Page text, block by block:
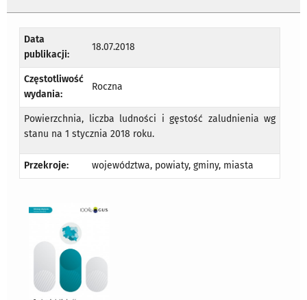
Data
publikacji:
18.07.2018
Częstotliwość
wydania:
Roczna
Powierzchnia, liczba ludności i gęstość zaludnienia wg
stanu na 1 stycznia 2018 roku.
Przekroje: województwa, powiaty, gminy, miasta